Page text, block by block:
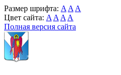
Размер шрифта: A A A
Цвет сайта: A A A A
Полная версия сайта